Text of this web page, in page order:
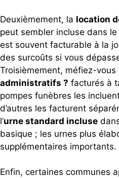
Deuxièmement, la location
peut sembler incluse dans
est souvent facturable à la
des surcoûts si vous
Troisièmement, méfiez-vous
administratifs ? facturés à
pompes funèbres les
d’autres les facturent
l’urne standard incluse
basique ; les urnes plus
supplémentaires importants.
Enfin, certaines communes